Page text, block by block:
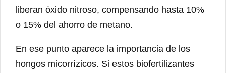
liberan óxido nitroso, compensando hasta 10%
o 15% del ahorro de metano.
En ese punto aparece la importancia de los
hongos micorrízicos. Si estos biofertilizantes